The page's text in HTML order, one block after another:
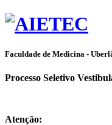
Faculdade de Medicina -
Processo Seletivo
Atenção: